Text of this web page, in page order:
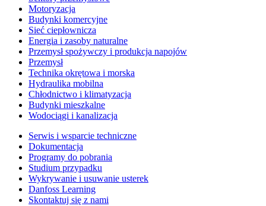
Motoryzacja
Budynki komercyjne
Sieć ciepłownicza
Energia i zasoby naturalne
Przemysł spożywczy i produkcja napojów
Przemysł
Technika okrętowa i morska
Hydraulika mobilna
Chłodnictwo i klimatyzacja
Budynki mieszkalne
Wodociągi i kanalizacja
Serwis i wsparcie techniczne
Dokumentacja
Programy do pobrania
Studium przypadku
Wykrywanie i usuwanie usterek
Danfoss Learning
Skontaktuj się z nami